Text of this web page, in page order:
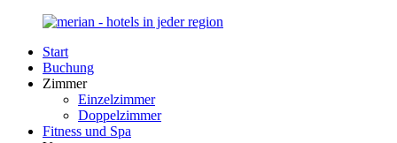
Zurück
Inhalt
Merian-
Hotel.de
Portal
Unterkunft
Start
Buchung
Zimmer
Einzelzimmer
Doppelzimmer
Fitness und Spa